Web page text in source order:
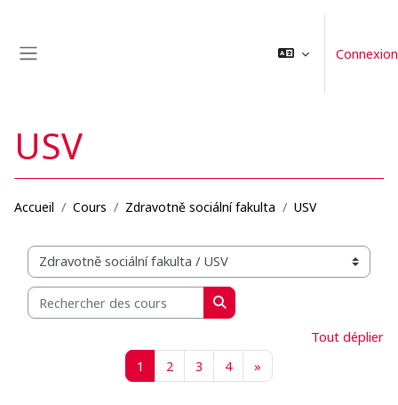
Connexion
USV
Accueil Cours Zdravotně sociální fakulta USV
Catégories de cours
Rechercher des cours
Rechercher des cours
Tout déplier
1 Page 1
2 Page 2
3 Page 3
4Page 4
»